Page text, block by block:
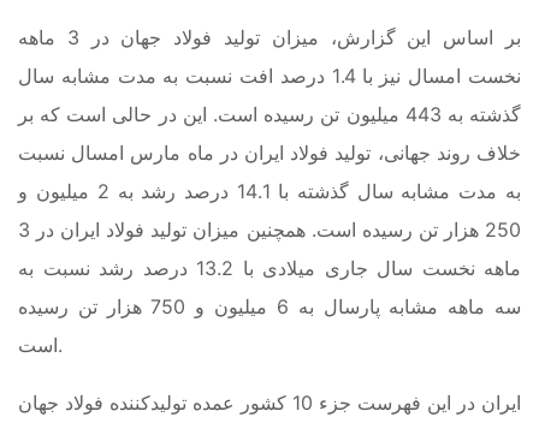
بر اساس این گزارش، میزان تولید فولاد جهان در 3 ماهه
نخست امسال نیز با 1.4 درصد افت نسبت به مدت مشابه سال
گذشته به 443 میلیون تن رسیده است. این در حالی است که بر
خلاف روند جهانی، تولید فولاد ایران در ماه مارس امسال نسبت
به مدت مشابه سال گذشته با 14.1 درصد رشد به 2 میلیون و
250 هزار تن رسیده است. همچنین میزان تولید فولاد ایران در 3
ماهه نخست سال جاری میلادی با 13.2 درصد رشد نسبت به
سه ماهه مشابه پارسال به 6 میلیون و 750 هزار تن رسیده
است.
ایران در این فهرست جزء 10 کشور عمده تولیدکننده فولاد جهان